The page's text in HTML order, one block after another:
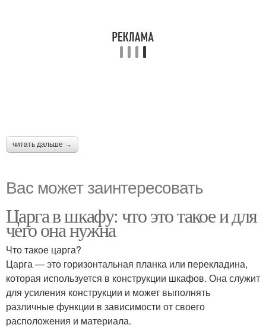
читать дальше →
Вас может заинтересовать
Царга в шкафу: что это такое и для
чего она нужна
Что такое царга?
Царга — это горизонтальная планка или перекладина,
которая используется в конструкции шкафов. Она служит
для усиления конструкции и может выполнять
различные функции в зависимости от своего
расположения и материала.